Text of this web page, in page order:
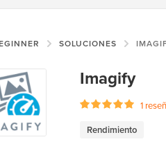
SOLUCIONES
Imagify
1
Rendimiento